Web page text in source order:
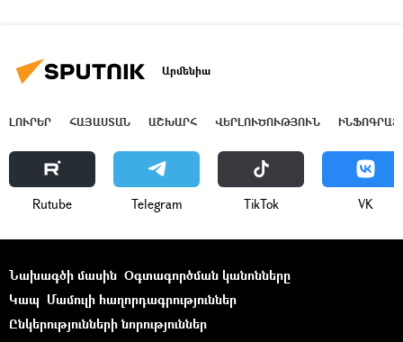
Արմենիա
ԼՈՒՐԵՐ ՀԱՅԱՍՏԱՆ ԱՇԽԱՐՀ ՎԵՐԼՈՒԾՈՒԹՅՈՒՆ
Rutube Telegram ТikТоk VK
Նախագծի մասին Օգտագործման կանոնները
Կապ Մամուլի հաղորդագրություններ
Ընկերությունների նորություններ